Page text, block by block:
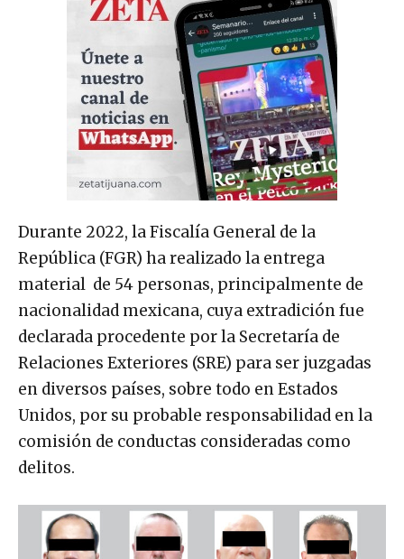
Durante 2022, la Fiscalía General de la
República (FGR) ha realizado la entrega
material de 54 personas, principalmente de
nacionalidad mexicana, cuya extradición fue
declarada procedente por la Secretaría de
Relaciones Exteriores (SRE) para ser juzgadas
en diversos países, sobre todo en Estados
Unidos, por su probable responsabilidad en la
comisión de conductas consideradas como
delitos.